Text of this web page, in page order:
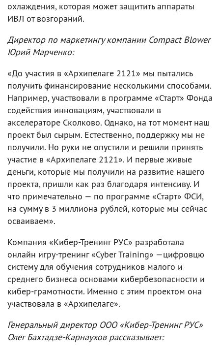
охлаждения, которая может защитить аппараты
ИВЛ от возгораний.
Директор по маркетингу компании Compact Blower
Юрий Марченко:
«До участия в «Архипелаге 2121» мы пытались
получить финансирование несколькими способами.
Например, участвовали в программе «Старт» Фонда
содействия инновациям, участвовали в
акселераторе Сколково. Однако, на тот момент наш
проект был сырым. Естественно, поддержку мы не
получили. Но руки не опустили и решили принять
участие в «Архипелаге 2121». И первые живые
деньги, которые мы получили на развитие нашего
проекта, пришли как раз благодаря интенсиву. И
что примечательно — по программе «Старт» ФСИ,
на сумму в 3 миллиона рублей, которые мы сейчас
осваиваем».
Компания «Кибер-Тренинг РУС» разработала
онлайн игру-тренинг «Cyber Training» —цифровцю
систему для обучения сотрудников малого и
среднего бизнеса основами кибербезопасности и
кибер-грамотности. Именно с этим проектом она
участвовала в «Архипелаге».
Генеральный директор ООО «Кибер-Тренинг РУС»
Олег Бахтадзе-Карнаухов рассказывает: